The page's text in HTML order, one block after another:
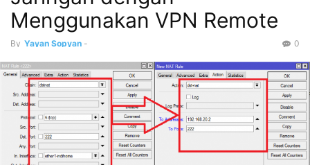
Menggunakan VPN Remote
By Yayan Sopyan - 0